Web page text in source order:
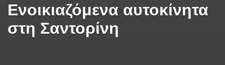
Ενοικιαζόμενα αυτοκίνητα
στη Σαντορίνη